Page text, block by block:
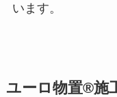
います。
ユーロ物置®施